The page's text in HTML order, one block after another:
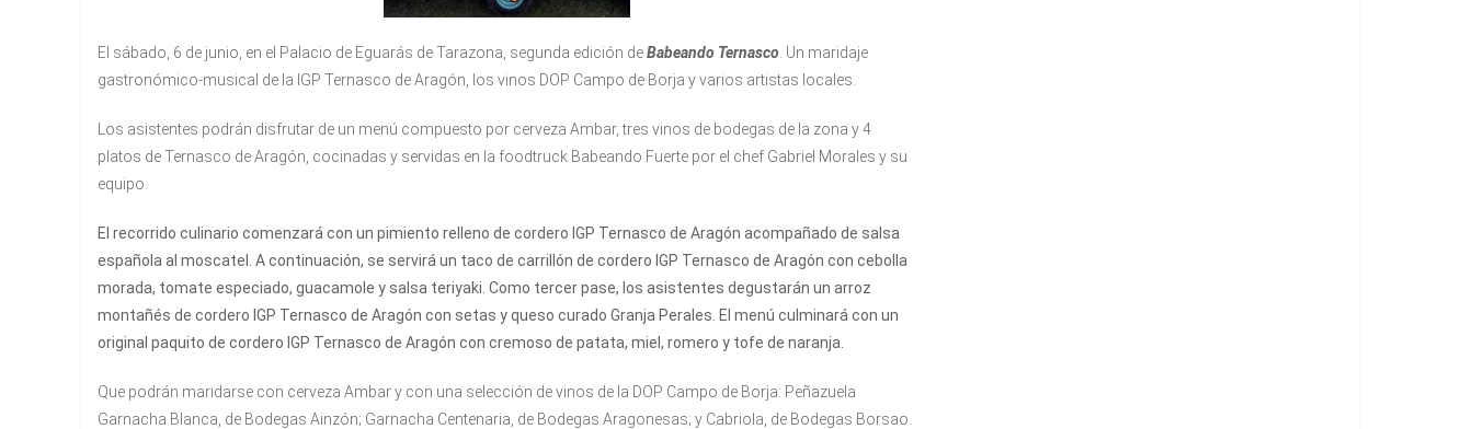
El sábado, 6 de junio, en el Palacio de Eguarás de Tarazona, segunda edición deBabeando Ternasco . Un maridaje
gastronómico-musical de la IGP Ternasco de Aragón, los vinos DOP Campo de Borja y varios artistas locales.
Los asistentes podrán disfrutar de un menú compuesto por cerveza Ambar, tres vinos de bodegas de la zona y 4
platos de Ternasco de Aragón, cocinadas y servidas en la foodtruck Babeando Fuerte por el chef Gabriel Morales y su
equipo.
El recorrido culinario comenzará con un pimiento relleno de cordero IGP Ternasco de Aragón acompañado de salsa
española al moscatel. A continuación, se servirá un taco de carrillón de cordero IGP Ternasco de Aragón con cebolla
morada, tomate especiado, guacamole y salsa teriyaki. Como tercer pase, los asistentes degustarán un arroz
montañés de cordero IGP Ternasco de Aragón con setas y queso curado Granja Perales. El menú culminará con un
original paquito de cordero IGP Ternasco de Aragón con cremoso de patata, miel, romero y tofe de naranja.
Que podrán maridarse con cerveza Ambar y con una selección de vinos de la DOP Campo de Borja: Peñazuela
Garnacha Blanca, de Bodegas Ainzón; Garnacha Centenaria, de Bodegas Aragonesas; y Cabriola, de Bodegas Borsao.